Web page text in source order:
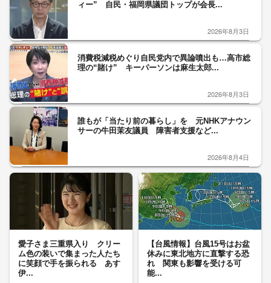
ィー” 自民・福岡県議団トップが会長...
2026年8月3日
消費税減税めぐり自民党内で異論噴出も…高市総
理の“賭け” キーパーソンは麻生太郎...
2026年8月3日
誰もが「当たり前の暮らし」を 元NHKアナウン
サーの牛田茉友議員 障害者支援など...
2026年8月4日
愛子さま三重県入り クリー
ム色の装いで集まった人たち
に笑顔で手を振られる あす
伊...
【台風情報】台風15号はお盆
休みに東北地方に直撃する恐
れ 関東も影響を受ける可
能...